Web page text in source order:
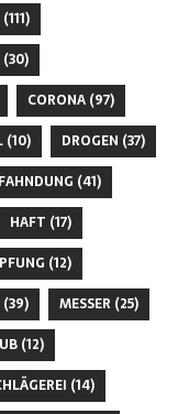
(111)
(30)
CORONA (97)
(10) DROGEN (37)
FAHNDUNG (41)
HAFT (17)
(12)
(39) MESSER (25)
(12)
(14)